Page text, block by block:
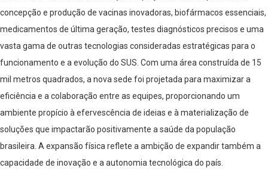
concepção e produção de vacinas inovadoras, biofármacos essenciais,
medicamentos de última geração, testes diagnósticos precisos e uma
vasta gama de outras tecnologias consideradas estratégicas para o
funcionamento e a evolução do SUS. Com uma área construída de 15
mil metros quadrados, a nova sede foi projetada para maximizar a
eficiência e a colaboração entre as equipes, proporcionando um
ambiente propício à efervescência de ideias e à materialização de
soluções que impactarão positivamente a saúde da população
brasileira. A expansão física reflete a ambição de expandir também a
capacidade de inovação e a autonomia tecnológica do país.